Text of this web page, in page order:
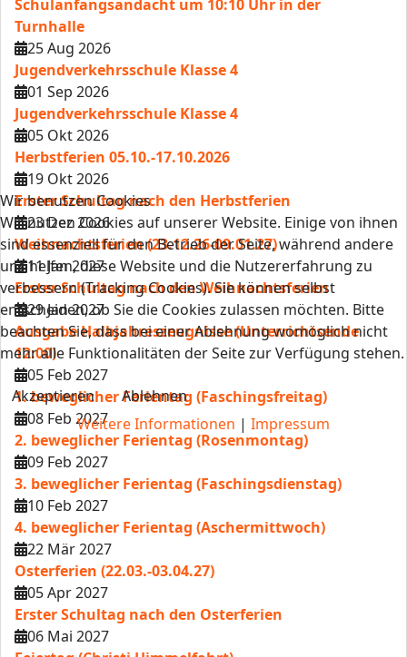
Schulanfangsandacht um 10:10 Uhr in der
Turnhalle
25 Aug 2026
Jugendverkehrsschule Klasse 4
01 Sep 2026
Jugendverkehrsschule Klasse 4
05 Okt 2026
Herbstferien 05.10.-17.10.2026
19 Okt 2026
Erster Schultag nach den Herbstferien
23 Dez 2026
Weihnachtsferien (23.12.26-09.01.27)
11 Jan 2027
Erster Schultag nach den Weihnachtsferien
29 Jan 2027
Ausgabe Halbjahreszeugnisse (Unterrichtsende
12:00)
05 Feb 2027
1. beweglicher Ferientag (Faschingsfreitag)
08 Feb 2027
2. beweglicher Ferientag (Rosenmontag)
09 Feb 2027
3. beweglicher Ferientag (Faschingsdienstag)
10 Feb 2027
4. beweglicher Ferientag (Aschermittwoch)
22 Mär 2027
Osterferien (22.03.-03.04.27)
05 Apr 2027
Erster Schultag nach den Osterferien
06 Mai 2027
Wir benutzen Cookies
Wir nutzen Cookies auf unserer Website. Einige von ihnen
sind essenziell für den Betrieb der Seite, während andere
uns helfen, diese Website und die Nutzererfahrung zu
verbessern (Tracking Cookies). Sie können selbst
entscheiden, ob Sie die Cookies zulassen möchten. Bitte
beachten Sie, dass bei einer Ablehnung womöglich nicht
mehr alle Funktionalitäten der Seite zur Verfügung stehen.
Akzeptieren
Ablehnen
Weitere Informationen | Impressum